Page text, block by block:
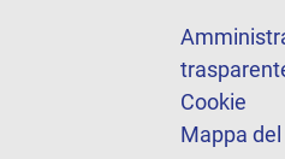
Cookie
Mappa